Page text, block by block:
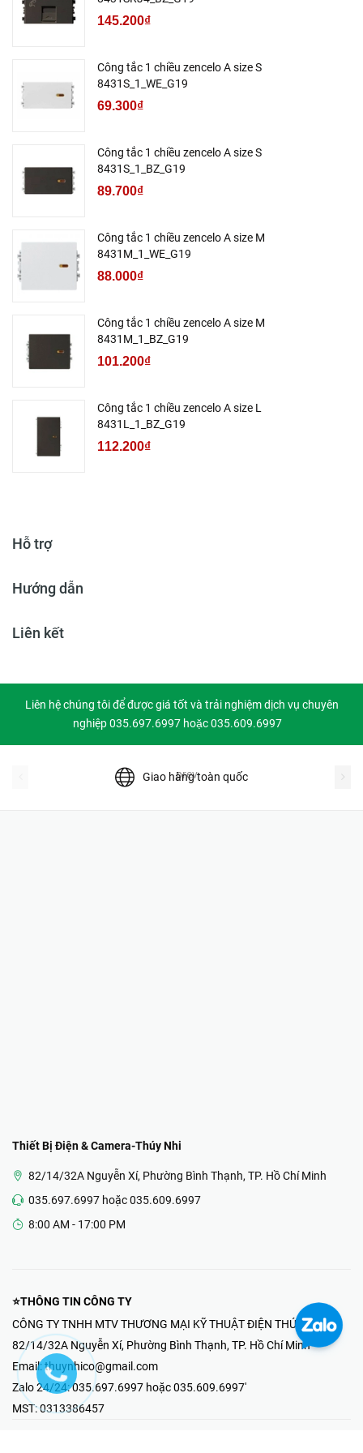
145.200₫
Công tắc 1 chiều zencelo A size S
8431S_1_WE_G19
69.300₫
Công tắc 1 chiều zencelo A size S
8431S_1_BZ_G19
89.700₫
Công tắc 1 chiều zencelo A size M
8431M_1_WE_G19
88.000₫
Công tắc 1 chiều zencelo A size M
8431M_1_BZ_G19
101.200₫
Công tắc 1 chiều zencelo A size L
8431L_1_BZ_G19
112.200₫
Hỗ trợ
Hướng dẫn
Liên kết
Liên hệ chúng tôi để được giá tốt và trải nghiệm dịch vụ chuyên
nghiệp 035.697.6997 hoặc 035.609.6997
Giao hàng toàn quốc
prev
Thiết Bị Điện & Camera-Thúy Nhi
82/14/32A Nguyễn Xí, Phường Bình Thạnh, TP. Hồ Chí Minh
035.697.6997 hoặc 035.609.6997
8:00 AM - 17:00 PM
⭐THÔNG TIN CÔNG TY
CÔNG TY TNHH MTV THƯƠNG MẠI KỸ THUẬT ĐIỆN THÚY NHI
82/14/32A Nguyễn Xí, Phường Bình Thạnh, TP. Hồ Chí Minh
Email: thuynhico@gmail.com
Zalo 24/24:035.697.6997 hoặc 035.609.6997'
MST:0313386457